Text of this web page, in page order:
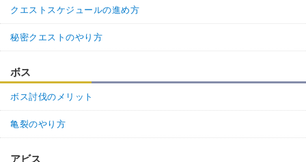
クエストスケジュールの進め方
秘密クエストのやり方
ボス
ボス討伐のメリット
亀裂のやり方
アビス